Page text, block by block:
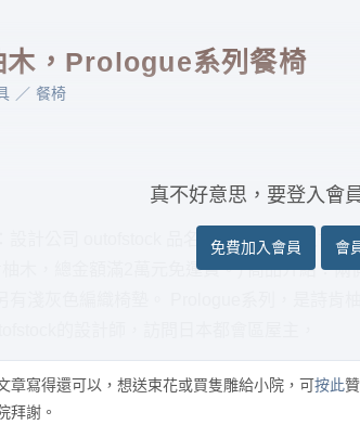
木，Prologue系列餐椅
餐椅
設計公司 outofstock 品名：Mono餐椅 尺寸：
柚木，總金額滿2萬元免運費。) 商品介紹：
真不好意思，要登入會
免費加入會員 會
章寫得還可以，想送束花或買隻雕給小院，可按此
拜謝。